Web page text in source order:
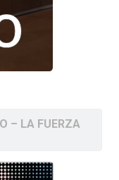
– LA FUERZA